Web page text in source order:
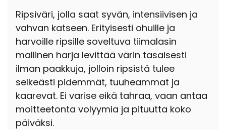
Ripsiväri, jolla saat syvän, intensiivisen ja
vahvan katseen. Erityisesti ohuille ja
harvoille ripsille soveltuva tiimalasin
mallinen harja levittää värin tasaisesti
ilman paakkuja, ​​jolloin ripsistä tulee
selkeästi pidemmät, tuuheammat ja
kaarevat. Ei varise eikä tahraa, vaan antaa
moitteetonta volyymia ja pituutta koko
päiväksi.